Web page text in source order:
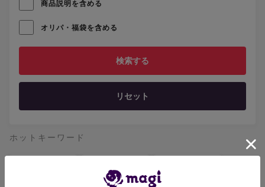
商品説明を含める
オリパ・福袋を含める
リセット
ホットキーワード